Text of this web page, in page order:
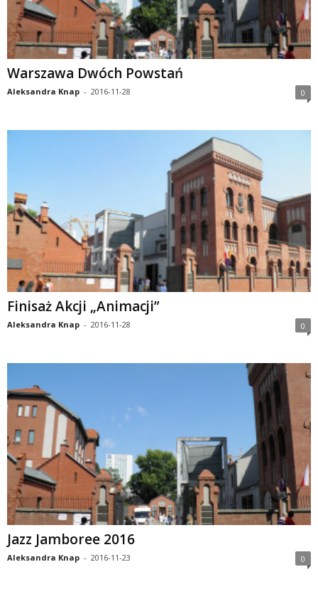
Warszawa Dwóch Powstań
Aleksandra Knap - 2016-11-28 0
Finisaż Akcji „Animacji”
Aleksandra Knap - 2016-11-28 0
Jazz Jamboree 2016
Aleksandra Knap - 2016-11-23 0